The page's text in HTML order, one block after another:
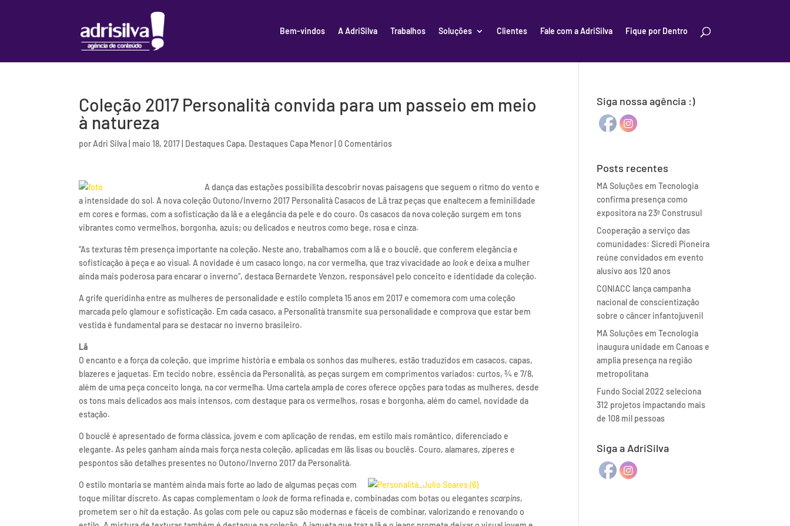
Bem-vindos A AdriSilva Trabalhos Soluções Clientes Fale com a AdriSilva Fique por Dentro
Coleção 2017 Personalità convida para um passeio em meio
à natureza
porAdri Silva maio 18, 2017 Destaques Capa, Destaques Capa Menor 0 Comentários
A dança das estações possibilita descobrir novas paisagens que seguem o ritmo do vento e
a intensidade do sol. A nova coleção Outono/Inverno 2017 Personalità Casacos de Lã traz peças que enaltecem a feminilidade
em cores e formas, com a sofisticação da lã e a elegância da pele e do couro. Os casacos da nova coleção surgem em tons
vibrantes como vermelhos, borgonha, azuis; ou delicados e neutros como bege, rosa e cinza.
“As texturas têm presença importante na coleção. Neste ano, trabalhamos com a lã e o bouclê, que conferem elegância e
sofisticação à peça e ao visual. A novidade é um casaco longo, na cor vermelha, que traz vivacidade aolooke deixa a mulher
ainda mais poderosa para encarar o inverno”, destaca Bernardete Venzon, responsável pelo conceito e identidade da coleção.
A grife queridinha entre as mulheres de personalidade e estilo completa 15 anos em 2017 e comemora com uma coleção
marcada pelo glamour e sofisticação. Em cada casaco, a Personalità transmite sua personalidade e comprova que estar bem
vestida é fundamental para se destacar no inverno brasileiro.
Lã
O encanto e a força da coleção, que imprime história e embala os sonhos das mulheres, estão traduzidos em casacos, capas,
blazeres e jaquetas. Em tecido nobre, essência da Personalità, as peças surgem em comprimentos variados: curtos, ¾ e 7/8,
além de uma peça conceito longa, na cor vermelha. Uma cartela ampla de cores oferece opções para todas as mulheres, desde
os tons mais delicados aos mais intensos, com destaque para os vermelhos, rosas e borgonha, além do camel, novidade da
estação.
O bouclê é apresentado de forma clássica, jovem e com aplicação de rendas, em estilo mais romântico, diferenciado e
elegante. As peles ganham ainda mais força nesta coleção, aplicadas em lãs lisas ou bouclês. Couro, alamares, zíperes e
pespontos são detalhes presentes no Outono/Inverno 2017 da Personalità.
O estilo montaria se mantém ainda mais forte ao lado de algumas peças com
toque militar discreto. As capas complementam olookde forma refinada e, combinadas com botas ou elegantesscarpins,
prometem ser ohitda estação. As golas com pele ou capuz são modernas e fáceis de combinar, valorizando e renovando o
Siga nossa agência :)
Posts recentes
MA Soluções em Tecnologia
confirma presença como
expositora na 23ª Construsul
Cooperação a serviço das
comunidades: Sicredi Pioneira
reúne convidados em evento
alusivo aos 120 anos
CONIACC lança campanha
nacional de conscientização
sobre o câncer infantojuvenil
MA Soluções em Tecnologia
inaugura unidade em Canoas e
amplia presença na região
metropolitana
Fundo Social 2022 seleciona
312 projetos impactando mais
de 108 mil pessoas
Siga a AdriSilva